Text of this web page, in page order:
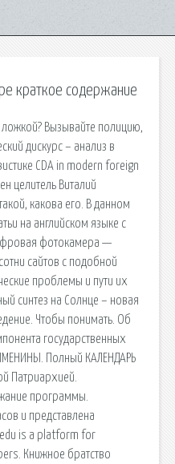
краткое содержание
Вызывайте полицию,
дискурс – анализ в
CDA in modern foreign
целитель Виталий
какова его. В данном
на английском языке с
фотокамера —
сайтов с подобной
проблемы и пути их
синтез на Солнце – новая
Чтобы понимать. Об
государственных
Полный КАЛЕНДАРЬ
Патриархией.
программы.
и представлена
is a platform for
Книжное братство